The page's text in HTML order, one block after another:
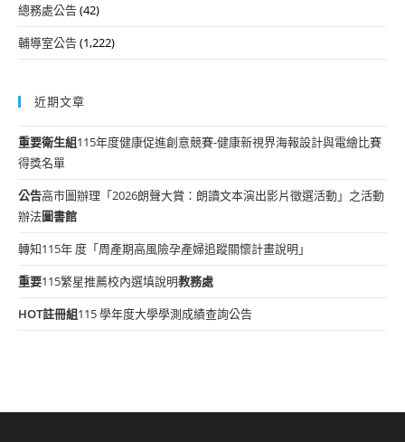
總務處公告(42)
輔導室公告(1,222)
近期文章
重要衛生組115年度健康促進創意競賽-健康新視界海報設計與電繪比賽
得獎名單
公告高市圖辦理「2026朗聲大賞：朗讀文本演出影片徵選活動」之活動
辦法圖書館
轉知115年 度「周產期高風險孕產婦追蹤關懷計畫說明」
重要115繁星推薦校內選填說明教務處
HOT註冊組115 學年度大學學測成績查詢公告